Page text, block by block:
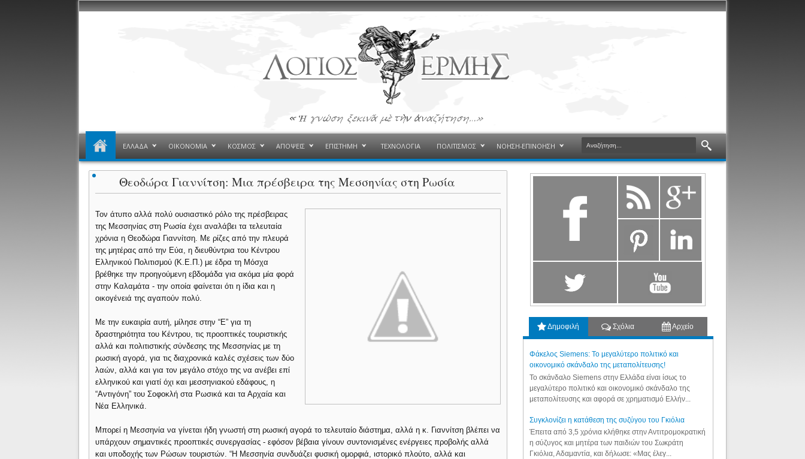
ΕΛΛΑΔΑ ΟΙΚΟΝΟΜΙΑ ΚΟΣΜΟΣ ΑΠΟΨΕΙΣ ΕΠΙΣΤΗΜΗ ΤΕΧΝΟΛΟΓΙΑ ΠΟΛΙΤΙΣΜΟΣ ΝΟΗΣΗ-ΕΠΙΝΟΗΣΗ
Θεοδώρα Γιαννίτση: Μια πρέσβειρα της Μεσσηνίας στη Ρωσία
Τον άτυπο αλλά πολύ ουσιαστικό ρόλο της πρέσβειρας
της Μεσσηνίας στη Ρωσία έχει αναλάβει τα τελευταία
χρόνια η Θεοδώρα Γιαννίτση. Με ρίζες από την πλευρά
της μητέρας από την Εύα, η διευθύντρια του Κέντρου
Ελληνικού Πολιτισμού (K.E.Π.) με έδρα τη Μόσχα
βρέθηκε την προηγούμενη εβδομάδα για ακόμα μία φορά
στην Καλαμάτα - την οποία φαίνεται ότι η ίδια και η
οικογένειά της αγαπούν πολύ.
Με την ευκαιρία αυτή, μίλησε στην “Ε” για τη
δραστηριότητα του Κέντρου, τις προοπτικές τουριστικής
αλλά και πολιτιστικής σύνδεσης της Μεσσηνίας με τη
ρωσική αγορά, για τις διαχρονικά καλές σχέσεις των δύο
λαών, αλλά και για τον μεγάλο στόχο της να ανέβει επί
ελληνικού και γιατί όχι και μεσσηνιακού εδάφους, η
“Αντιγόνη” του Σοφοκλή στα Ρωσικά και τα Αρχαία και
Νέα Ελληνικά.
Μπορεί η Μεσσηνία να γίνεται ήδη γνωστή στη ρωσική αγορά το τελευταίο διάστημα, αλλά η κ. Γιαννίτση βλέπει να
υπάρχουν σημαντικές προοπτικές συνεργασίας - εφόσον βέβαια γίνουν συντονισμένες ενέργειες προβολής αλλά
και υποδοχής των Ρώσων τουριστών. “Η Μεσσηνία συνδυάζει φυσική ομορφιά, ιστορικό πλούτο, αλλά και
Δημοφιλή Σχόλια Αρχείο
Φάκελος Siemens: Το μεγαλύτερο πολιτικό και
οικονομικό σκάνδαλο της μεταπολίτευσης!
Το σκάνδαλο Siemens στην Ελλάδα είναι ίσως το
μεγαλύτερο πολιτικό και οικονομικό σκάνδαλο της
μεταπολίτευσης και αφορά σε χρηματισμό Ελλήν...
Συγκλονίζει η κατάθεση της συζύγου του Γκιόλια
Έπειτα από 3,5 χρόνια κλήθηκε στην Αντιτρομοκρατική
η σύζυγος και μητέρα των παιδιών του Σωκράτη
Γκιόλια, Αδαμαντία, και δήλωσε: «Μας έλεγ...